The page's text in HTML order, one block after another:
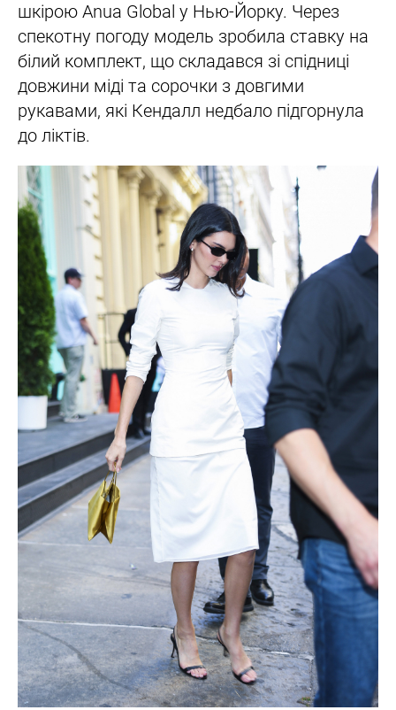
шкірою Anua Global у Нью-Йорку. Через
спекотну погоду модель зробила ставку на
білий комплект, що складався зі спідниці
довжини міді та сорочки з довгими
рукавами, які Кендалл недбало підгорнула
до ліктів.